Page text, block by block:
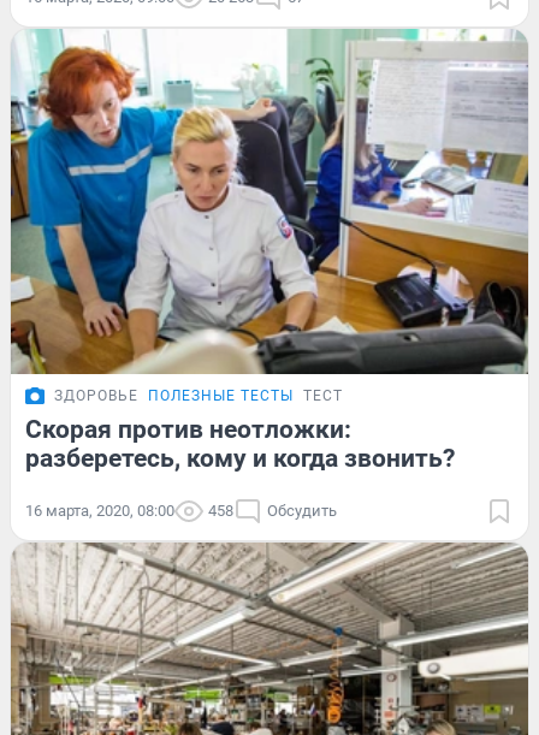
ЗДОРОВЬЕ ПОЛЕЗНЫЕ ТЕСТЫ ТЕСТ
Скорая против неотложки:
разберетесь, кому и когда звонить?
16 марта, 2020, 08:00 458 Обсудить